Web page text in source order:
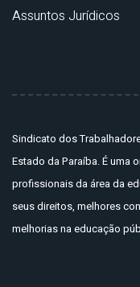
Assuntos Jurídicos
Sindicato dos
Estado da Paraíba. É uma
profissionais da área da
seus direitos, melhores
melhorias na educação